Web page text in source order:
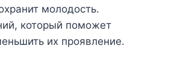
молодость.
который поможет
их проявление.